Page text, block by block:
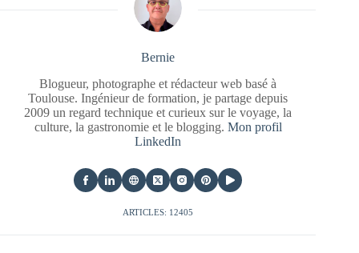
Bernie
Blogueur, photographe et rédacteur web basé à
Toulouse. Ingénieur de formation, je partage depuis
2009 un regard technique et curieux sur le voyage, la
culture, la gastronomie et le blogging. Mon profil
LinkedIn
ARTICLES: 12405